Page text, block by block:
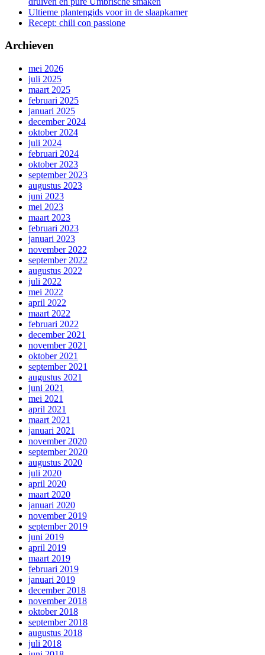
Ultieme plantengids voor in de slaapkamer
Recept: chili con passione
Archieven
mei 2026
juli 2025
maart 2025
februari 2025
januari 2025
december 2024
oktober 2024
juli 2024
februari 2024
oktober 2023
september 2023
augustus 2023
juni 2023
mei 2023
maart 2023
februari 2023
januari 2023
november 2022
september 2022
augustus 2022
juli 2022
mei 2022
april 2022
maart 2022
februari 2022
december 2021
november 2021
oktober 2021
september 2021
augustus 2021
juni 2021
mei 2021
april 2021
maart 2021
januari 2021
november 2020
september 2020
augustus 2020
juli 2020
april 2020
maart 2020
januari 2020
november 2019
september 2019
juni 2019
april 2019
maart 2019
februari 2019
januari 2019
december 2018
november 2018
oktober 2018
september 2018
augustus 2018
juli 2018